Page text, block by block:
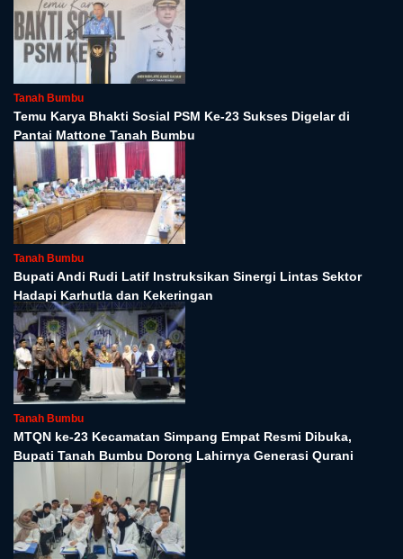
Tanah Bumbu
Temu Karya Bhakti Sosial PSM Ke-23 Sukses Digelar di
Pantai Mattone Tanah Bumbu
Tanah Bumbu
Bupati Andi Rudi Latif Instruksikan Sinergi Lintas Sektor
Hadapi Karhutla dan Kekeringan
Tanah Bumbu
MTQN ke-23 Kecamatan Simpang Empat Resmi Dibuka,
Bupati Tanah Bumbu Dorong Lahirnya Generasi Qurani